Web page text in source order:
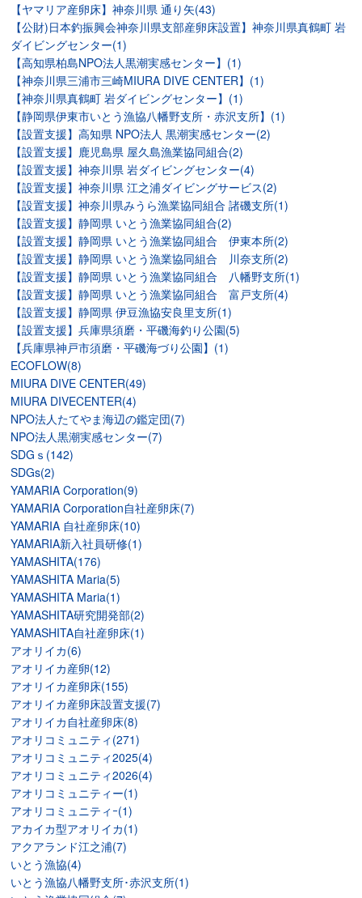
【ヤマリア産卵床】神奈川県 通り矢(43)
【公財)日本釣振興会神奈川県支部産卵床設置】神奈川県真鶴町 岩
ダイビングセンター(1)
【高知県柏島NPO法人黒潮実感センター】(1)
【神奈川県三浦市三崎MIURA DIVE CENTER】(1)
【神奈川県真鶴町 岩ダイビングセンター】(1)
【静岡県伊東市いとう漁協八幡野支所・赤沢支所】(1)
【設置支援】高知県 NPO法人 黒潮実感センター(2)
【設置支援】鹿児島県 屋久島漁業協同組合(2)
【設置支援】神奈川県 岩ダイビングセンター(4)
【設置支援】神奈川県 江之浦ダイビングサービス(2)
【設置支援】神奈川県みうら漁業協同組合 諸磯支所(1)
【設置支援】静岡県 いとう漁業協同組合(2)
【設置支援】静岡県 いとう漁業協同組合 伊東本所(2)
【設置支援】静岡県 いとう漁業協同組合 川奈支所(2)
【設置支援】静岡県 いとう漁業協同組合 八幡野支所(1)
【設置支援】静岡県 いとう漁業協同組合 富戸支所(4)
【設置支援】静岡県 伊豆漁協安良里支所(1)
【設置支援】兵庫県須磨・平磯海釣り公園(5)
【兵庫県神戸市須磨・平磯海づり公園】(1)
ECOFLOW(8)
MIURA DIVE CENTER(49)
MIURA DIVECENTER(4)
NPO法人たてやま海辺の鑑定団(7)
NPO法人黒潮実感センター(7)
SDGｓ(142)
SDGs(2)
YAMARIA Corporation(9)
YAMARIA Corporation自社産卵床(7)
YAMARIA 自社産卵床(10)
YAMARIA新入社員研修(1)
YAMASHITA(176)
YAMASHITA Maria(5)
YAMASHITA Maria(1)
YAMASHITA研究開発部(2)
YAMASHITA自社産卵床(1)
アオリイカ(6)
アオリイカ産卵(12)
アオリイカ産卵床(155)
アオリイカ産卵床設置支援(7)
アオリイカ自社産卵床(8)
アオリコミュニティ(271)
アオリコミュニティ2025(4)
アオリコミュニティ2026(4)
アオリコミュニティー(1)
アオリコミュニティｰ(1)
アカイカ型アオリイカ(1)
アクアランド江之浦(7)
いとう漁協(4)
いとう漁協八幡野支所･赤沢支所(1)